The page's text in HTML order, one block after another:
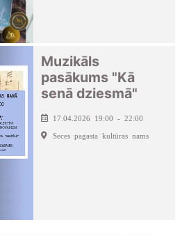
Muzikāls
pasākums "Kā
senā dziesmā"
17.04.2026 19:00 - 22:00
Seces pagasta kultūras nams